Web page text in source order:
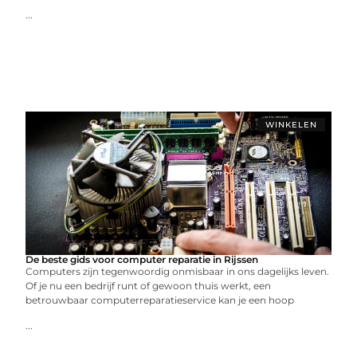
...
WINKELEN
De beste gids voor computer reparatie in Rijssen
Computers zijn tegenwoordig onmisbaar in ons dagelijks leven.
Of je nu een bedrijf runt of gewoon thuis werkt, een
betrouwbaar computerreparatieservice kan je een hoop
...